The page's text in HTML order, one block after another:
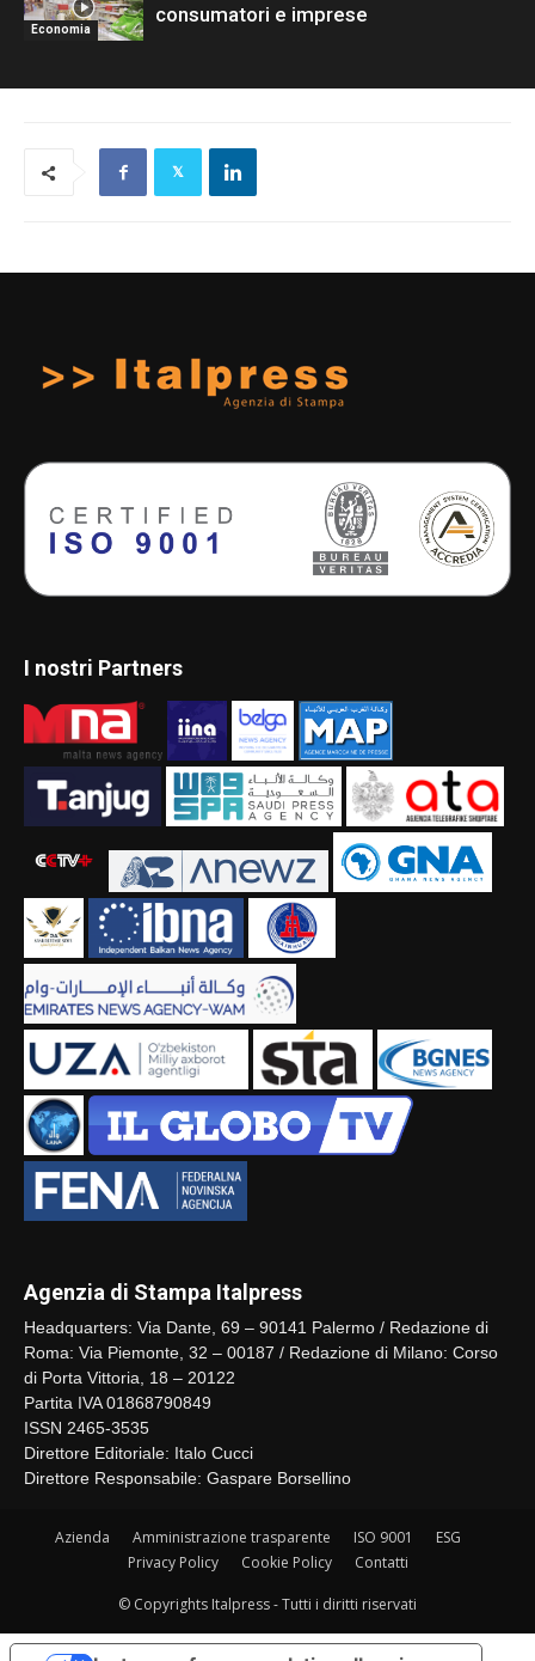
Economia
consumatori e imprese
I nostri Partners
Agenzia di Stampa Italpress
Headquarters: Via Dante, 69 – 90141 Palermo / Redazione di
Roma: Via Piemonte, 32 – 00187 / Redazione di Milano: Corso
di Porta Vittoria, 18 – 20122
Partita IVA 01868790849
ISSN 2465-3535
Direttore Editoriale: Italo Cucci
Direttore Responsabile: Gaspare Borsellino
Azienda Amministrazione trasparente ISO 9001
ESG
Privacy Policy
Cookie Policy Contatti
© Copyrights Italpress - Tutti i diritti riservati